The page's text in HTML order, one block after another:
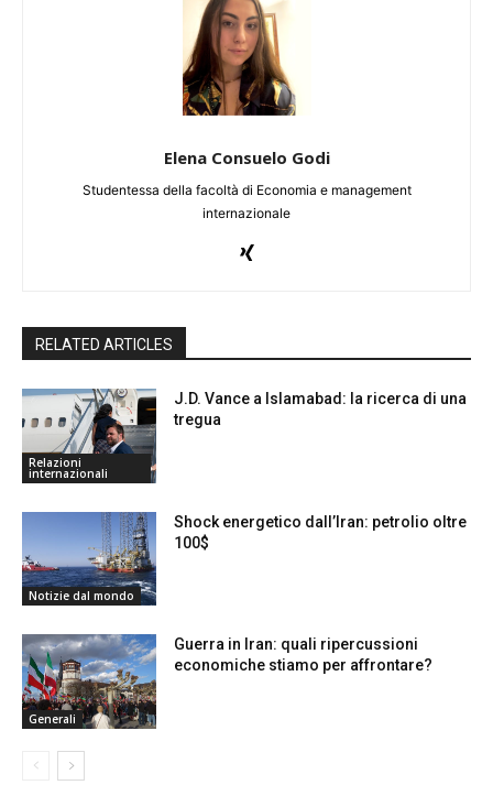
Elena Consuelo Godi
Studentessa della facoltà di Economia e management
internazionale
RELATED ARTICLES
Relazioni
internazionali
J.D. Vance a Islamabad: la ricerca di una
tregua
Notizie dal mondo
Shock energetico dall’Iran: petrolio oltre
100$
Generali
Guerra in Iran: quali ripercussioni
economiche stiamo per affrontare?